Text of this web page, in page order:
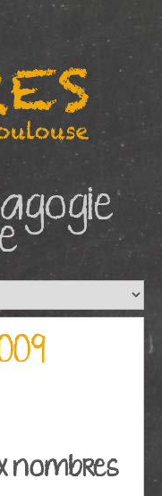
nombres